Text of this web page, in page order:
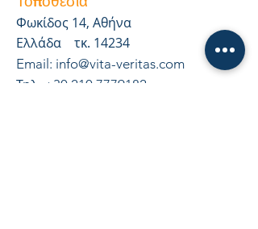
Φωκίδος 14, Αθήνα
Ελλάδα τκ. 14234
Email: info@vita-veritas.com
Τηλ +30 210 7779182